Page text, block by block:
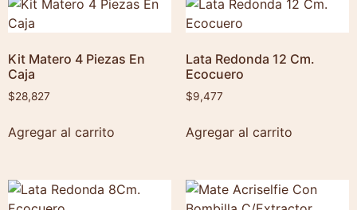
Kit Matero 4 Piezas En
Caja
$28,827
Agregar al carrito
Lata Redonda 12 Cm.
Ecocuero
$9,477
Agregar al carrito